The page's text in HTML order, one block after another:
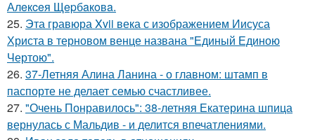
Алeкceя Щepбaкoвa.
25. Эта гравюра Xvii века с изображением Иисуса
Христа в терновом венце названа "Единый Единою
Чертою".
26. 37-Летняя Алина Ланина - о главном: штамп в
паспорте не делает семью счастливее.
27. "Очень Понравилось": 38-летняя Екатерина шпица
вернулась с Мальдив - и делится впечатлениями.